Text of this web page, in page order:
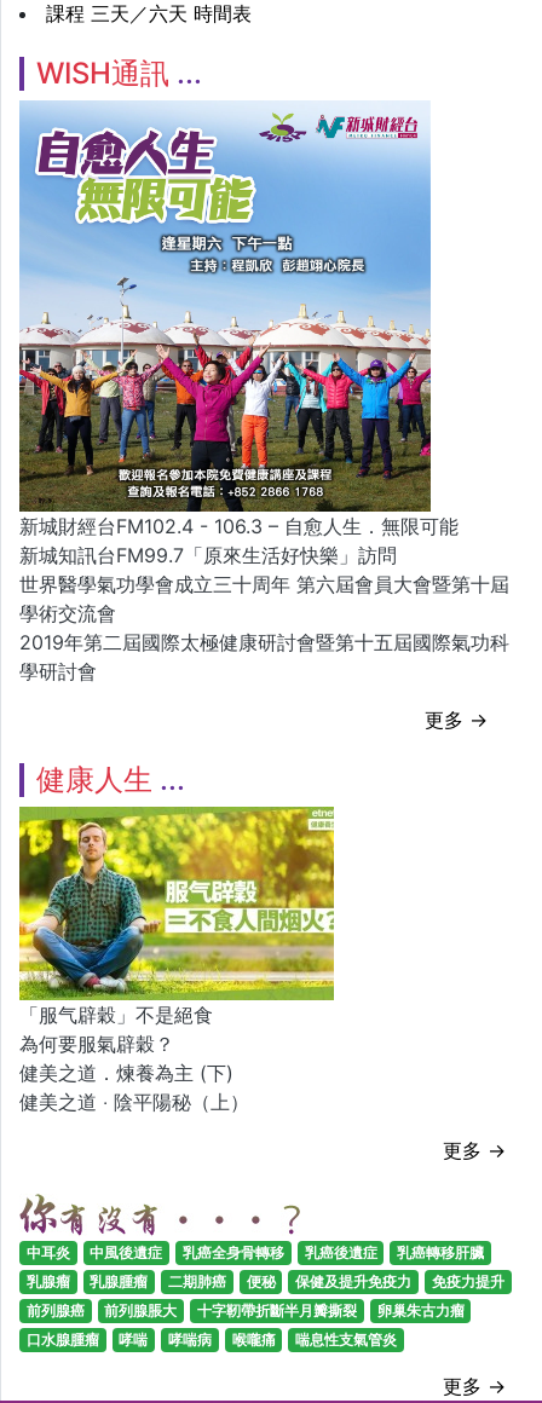
課程 三天／六天 時間表
WISH通訊
新城財經台FM102.4 - 106.3 – 自愈人生．無限可能
新城知訊台FM99.7「原來生活好快樂」訪問
世界醫學氣功學會成立三十周年 第六屆會員大會暨第十屆
學術交流會
2019年第二屆國際太極健康研討會暨第十五屆國際氣功科
學研討會
更多 →
健康人生
「服气辟穀」不是絕食
為何要服氣辟穀？
健美之道．煉養為主 (下)
健美之道 ‧ 陰平陽秘（上）
更多 →
中耳炎 中風後遺症 乳癌全身骨轉移 乳癌後遺症
乳癌轉移肝臟
乳腺瘤
乳腺腫瘤 二期肺癌 便秘 保健及提升免疫力
免疫力提升
前列腺癌
前列腺脹大 十字靭帶折斷半月瓣撕裂
卵巢朱古力瘤
口水腺腫瘤
哮喘 哮喘病 喉嚨痛 喘息性支氣管炎
更多 →